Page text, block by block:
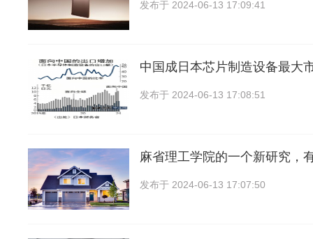
发布于 2024-06-13 17:09:41
中国成日本芯片制造设备最大
发布于 2024-06-13 17:08:51
麻省理工学院的一个新研究，
发布于 2024-06-13 17:07:50